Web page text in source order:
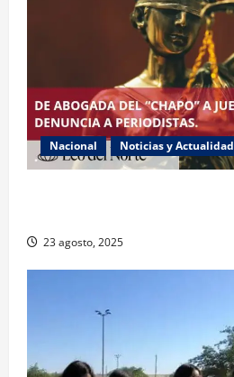
Nacional Noticias y Actualidad
23 agosto, 2025